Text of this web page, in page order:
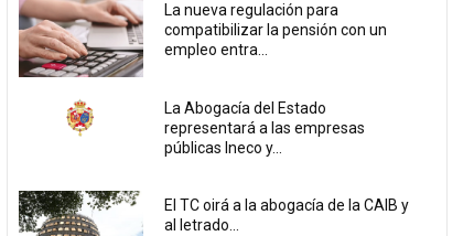
La nueva regulación para
compatibilizar la pensión con un
empleo entra...
La Abogacía del Estado
representará a las empresas
públicas Ineco y...
El TC oirá a la abogacía de la CAIB y
al letrado...